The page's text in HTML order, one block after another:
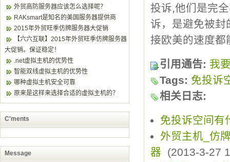
投诉,他们是完
诉，是避免被封
接欧美的速度都
引用通告: 我
Tags: 免投诉
相关日志:
免投诉空间有
外贸主机_仿
器 (2013-3-27
外贸高防服务器应该怎么选择呢？
RAKsmart是知名的美国服务器提供商
2015年外贸旺季仿牌服务器大促销
【六六互联】2015年外贸旺季仿牌服务器
大促销。保证稳定！
.net虚拟主机的优势性
智能双线虚拟主机的优势性
哪种虚拟主机安全可靠
原来是这样来选择合适的虚拟主机的？
C'ments
Message